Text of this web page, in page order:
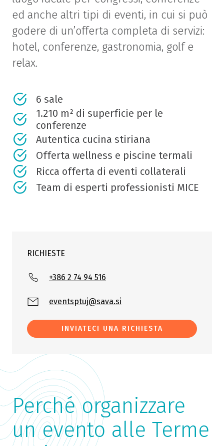
ed anche altri tipi di eventi, in cui si può
godere di un’offerta completa di servizi:
hotel, conferenze, gastronomia, golf e
relax.
6 sale
1.210 m² di superficie per le
conferenze
Autentica cucina stiriana
Offerta wellness e piscine termali
Ricca offerta di eventi collaterali
Team di esperti professionisti MICE
RICHIESTE
+386 2 74 94 516
eventsptuj@sava.si
INVIATECI UNA RICHIESTA
Perché organizzare
un evento alle Terme